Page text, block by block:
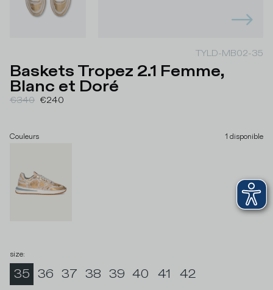
TYLD-MB02-35
Baskets Tropez 2.1 Femme,
Blanc et Doré
€340 €240
Couleurs 1 disponible
size:
35 36 37 38 39 40 41 42